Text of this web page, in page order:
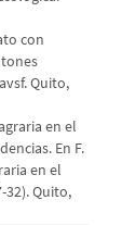
con
Quito,
en el
En F.
en el
32). Quito,